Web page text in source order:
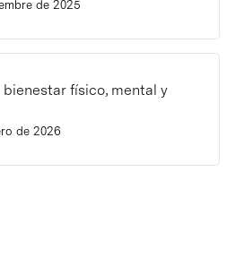
de 2025
bienestar físico, mental y
de 2026